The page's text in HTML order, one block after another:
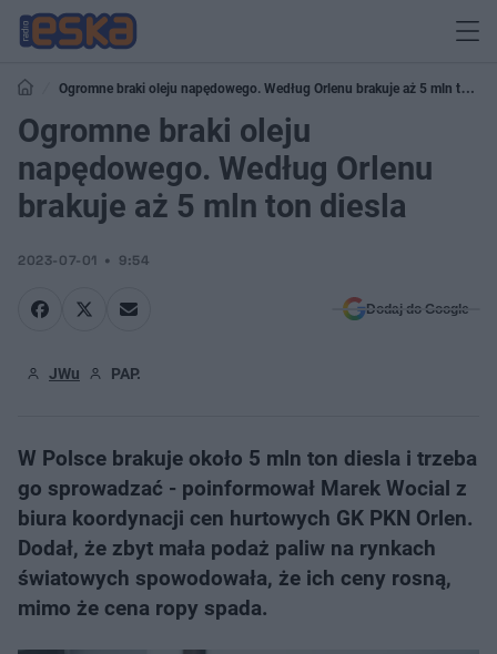
Ogromne braki oleju napędowego. Według Orlenu brakuje aż 5 mln ton
diesla
Ogromne braki oleju
napędowego. Według Orlenu
brakuje aż 5 mln ton diesla
2023-07-01 9:54
Dodaj do Google
JWu PAP.
W Polsce brakuje około 5 mln ton diesla i trzeba
go sprowadzać - poinformował Marek Wocial z
biura koordynacji cen hurtowych GK PKN Orlen.
Dodał, że zbyt mała podaż paliw na rynkach
światowych spowodowała, że ich ceny rosną,
mimo że cena ropy spada.